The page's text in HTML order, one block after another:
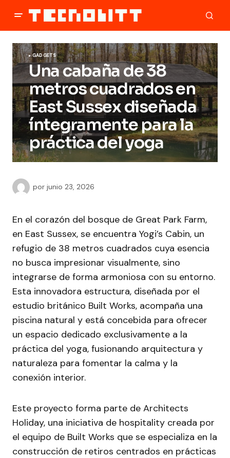
GADGETS
Una cabaña de 38
metros cuadrados en
East Sussex diseñada
íntegramente para la
práctica del yoga
por junio 23, 2026
En el corazón del bosque de Great Park Farm,
en East Sussex, se encuentra Yogi’s Cabin, un
refugio de 38 metros cuadrados cuya esencia
no busca impresionar visualmente, sino
integrarse de forma armoniosa con su entorno.
Esta innovadora estructura, diseñada por el
estudio británico Built Works, acompaña una
piscina natural y está concebida para ofrecer
un espacio dedicado exclusivamente a la
práctica del yoga, fusionando arquitectura y
naturaleza para fomentar la calma y la
conexión interior.
Este proyecto forma parte de Architects
Holiday, una iniciativa de hospitality creada por
el equipo de Built Works que se especializa en la
construcción de retiros centrados en prácticas